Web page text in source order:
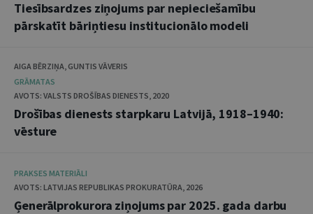
Tiesībsardzes ziņojums par nepieciešamību
pārskatīt bāriņtiesu institucionālo modeli
AIGA BĒRZIŅA, GUNTIS VĀVERIS
GRĀMATAS
AVOTS: VALSTS DROŠĪBAS DIENESTS, 2020
Drošības dienests starpkaru Latvijā, 1918–1940:
vēsture
PRAKSES MATERIĀLI
AVOTS: LATVIJAS REPUBLIKAS PROKURATŪRA, 2026
Ģenerālprokurora ziņojums par 2025. gada darbu